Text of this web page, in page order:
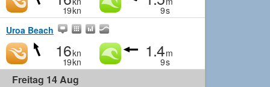
19kn 9s
Uroa Beach
16kn
19kn
1.4m
9s
Freitag 14 Aug